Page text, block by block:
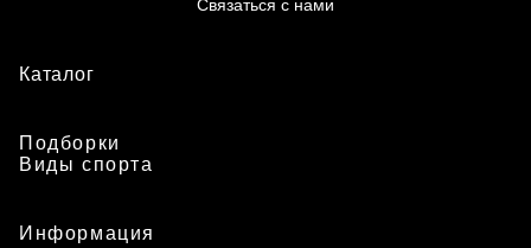
Связаться с нами
Каталог
Подборки
Виды спорта
Информация